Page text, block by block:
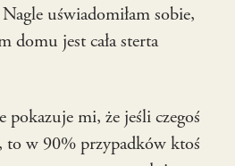
uświadomiłam sobie,
domu jest cała sterta
pokazuje mi, że jeśli czegoś
to w 90% przypadków ktoś